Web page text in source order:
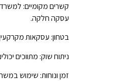
קשרים מקומיים:
עסקה חלקה.
בטחון: עסקאות
ניתוח שוק: מתווכים
זמן ונוחות: שימוש